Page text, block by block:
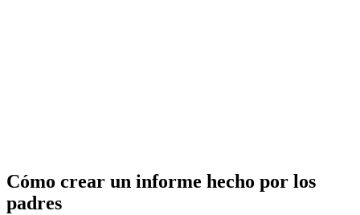
Cómo crear un informe hecho por los
padres